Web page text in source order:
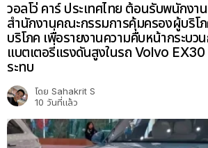
วอลโว่ คาร์ ประเทศไทย ต้อนรับพนักงา
สำนักงานคณะกรรมการคุ้มครองผู้บริโ
บริโภค เพื่อรายงานความคืบหน้ากระบว
แบตเตอรี่แรงดันสูงในรถ Volvo
ระทบ
โดย Sahakrit S
10 วันที่แล้ว